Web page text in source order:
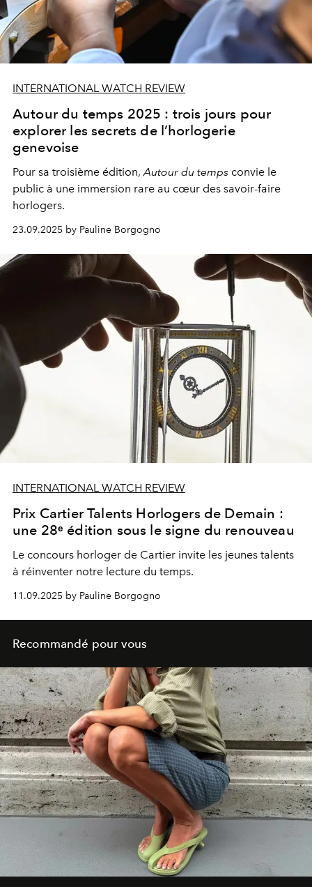
INTERNATIONAL WATCH REVIEW
Autour du temps 2025 : trois jours pour
explorer les secrets de l’horlogerie
genevoise
Pour sa troisième édition,Autour du temps convie le
public à une immersion rare au cœur des savoir-faire
horlogers.
23.09.2025 by Pauline Borgogno
INTERNATIONAL WATCH REVIEW
Prix Cartier Talents Horlogers de Demain :
une 28ᵉ édition sous le signe du renouveau
Le concours horloger de Cartier invite les jeunes talents
à réinventer notre lecture du temps.
11.09.2025 by Pauline Borgogno
Recommandé pour vous